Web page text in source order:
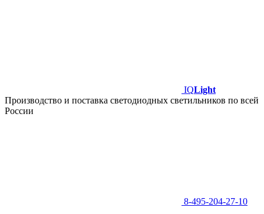
IQLight
Производство и поставка светодиодных светильников по всей
России
8-495-204-27-10